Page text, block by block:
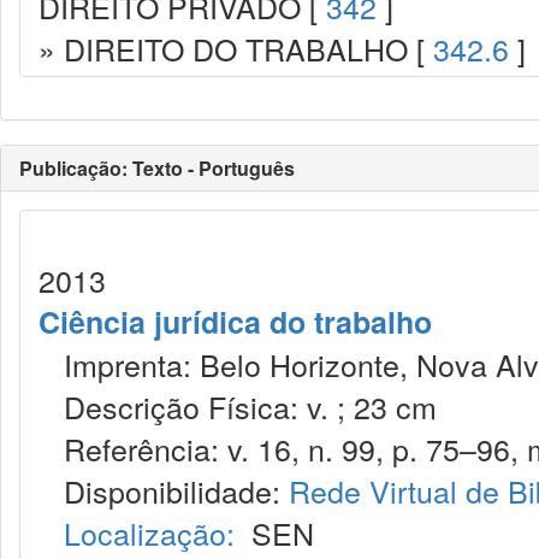
» DIREITO DO TRABALHO [ 342.6 ]
Publicação: Texto - Português
2013
Ciência jurídica do trabalho
Imprenta: Belo Horizonte, Nova
Descrição Física: v. ; 23 cm
Referência: v. 16, n. 99, p. 75–96,
Disponibilidade: Rede Virtual de
Localização: SEN